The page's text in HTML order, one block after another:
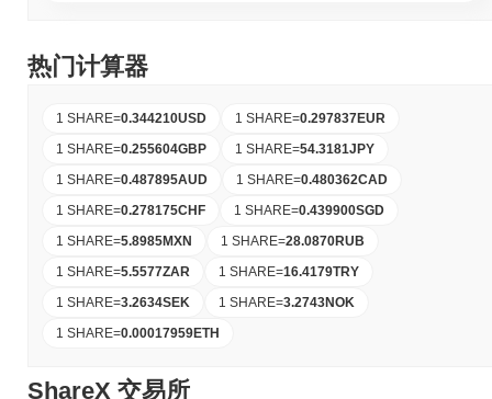
热门计算器
1 SHARE=0.344210USD 1 SHARE=0.297837EUR
1 SHARE=0.255604GBP 1 SHARE=54.3181JPY
1 SHARE=0.487895AUD 1 SHARE=0.480362CAD
1 SHARE=0.278175CHF 1 SHARE=0.439900SGD
1 SHARE=5.8985MXN 1 SHARE=28.0870RUB
1 SHARE=5.5577ZAR 1 SHARE=16.4179TRY
1 SHARE=3.2634SEK 1 SHARE=3.2743NOK
1 SHARE=0.00017959ETH
ShareX 交易所